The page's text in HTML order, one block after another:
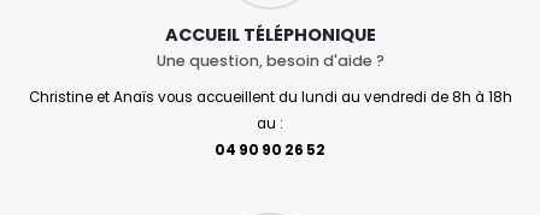
ACCUEIL TÉLÉPHONIQUE
Une question, besoin d'aide ?
Christine et Anaïs vous accueillent du lundi au vendredi de 8h à 18h
au :
04 90 90 26 52